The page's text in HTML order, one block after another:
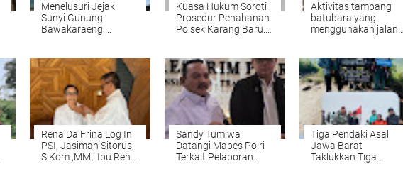
‎Menelusuri Jejak
Sunyi Gunung
Bawakaraeng:
Untuk Mendaki
Gunung ke Sulawesi
Selatan‎
Kuasa Hukum Soroti
Prosedur Penahanan
Polsek Karang Baru:
Restorative Justice
Aktivitas tambang
batubara yang
menggunakan jalan
umum Di duga kebal
hukum
Rena Da Frina Log In
PSI, Jasiman Sitorus,
S.Kom.,MM : Ibu Rena
Sandy Tumiwa
Datangi Mabes Polri
Terkait Pelaporan
Tiga Pendaki Asal
Jawa Barat
Taklukkan Tiga